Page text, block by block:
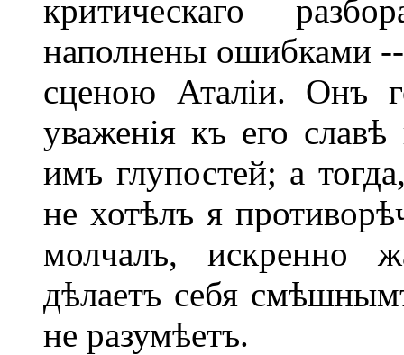
критическаго
наполнены ошибками --
сценою Аталіи. Онъ
уваженія къ его
имъ глупостей; а
не хотѣлъ я
молчалъ, искренно
дѣлаетъ себя
не разумѣетъ.